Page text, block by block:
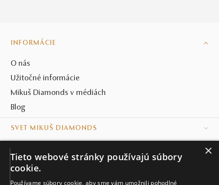
INFORMÁCIE
O nás
Užitočné informácie
Mikuš Diamonds v médiách
Blog
SVET MIKUŠ DIAMONDS
KONTAKT
×
Tieto webové stránky používajú súbory
cookie.
Používame súbory cookie, aby sme vám umožnili pohodlné